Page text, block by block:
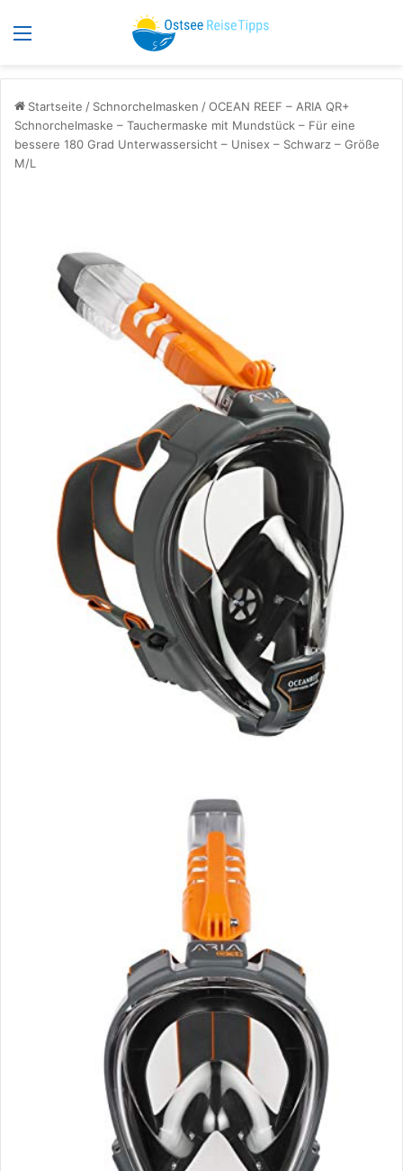
Menü
Startseite / Schnorchelmasken /OCEAN REEF – ARIA QR+
Schnorchelmaske – Tauchermaske mit Mundstück – Für eine
bessere 180 Grad Unterwassersicht – Unisex – Schwarz – Größe
M/L